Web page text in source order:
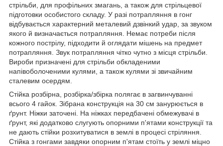
стрільби, для профільних змагань, а також для стрільцевої
підготовки особистого складу. У разі потрапляння в гонг
відбувається характерний металевий дзвінкий удар, за звуком
якого й визначається потрапляння. Немає потреби після
кожного пострілу, підходити й оглядати мішень на предмет
потрапляння. Звук потрапляння чітко чутно з місця стрільби.
Вироби призначені для стрільби обкладеними
напівоболоченими кулями, а також кулями зі звичайним
сталевим осердям.
Стійка розбірна, розбірка/збірка полягає в загвинчуванні
всього 4 гайок. Зібрана конструкція на 30 см занурюється в
ґрунт. Ніжки заточені. На ніжках передбачені обмежувачі в
ґрунт, які додатково слугують опорними п'ятами конструкції та
не дають стійки розхитуватися в землі в процесі стріляння.
Стійка з гонгами завдяки опорним п'ятам стоїть у землі міцно